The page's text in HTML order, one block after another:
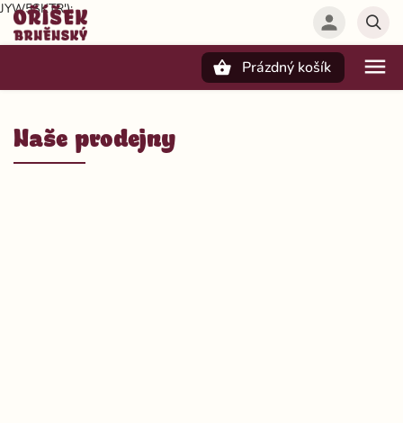
JYW5SKTR');
Prázdný košík
Naše prodejny